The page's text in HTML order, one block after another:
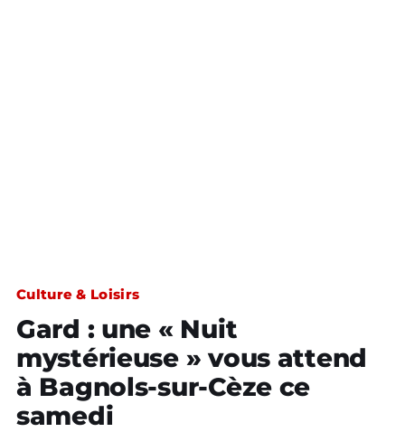
Culture & Loisirs
Gard : une « Nuit
mystérieuse » vous attend
à Bagnols-sur-Cèze ce
samedi